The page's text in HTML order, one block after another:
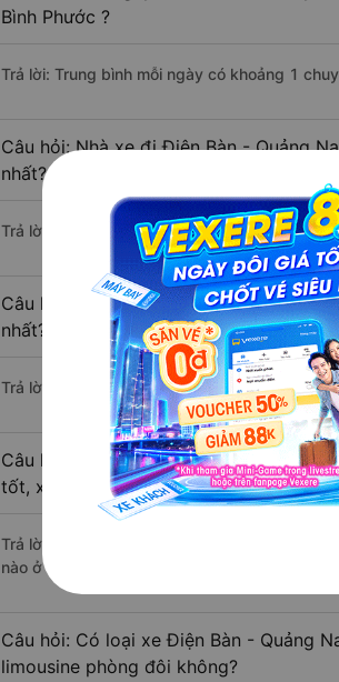
Bình Phước ?
Trả lời: Trung bình mỗi ngày có khoảng 1
Câu hỏi: Nhà xe đi Điện Bàn - Quảng
nhất?
Trả lời: Chuyến xe có giờ xuất phát sớm
Câu hỏi: Nhà xe đi Chơn Thành - Bình
nhất?
Trả lời: Chuyến xe có giờ xuất phát trễ
Câu hỏi: Review xe đi Chơn Thành -
tốt, xuất sắc, cao cấp nhất?
Trả lời: Tạm thời chưa đủ review để đánh giá
nào ở tuyến đường này có chất lượng xuất
Câu hỏi: Có loại xe Điện Bàn - Quảng
limousine phòng đôi không?